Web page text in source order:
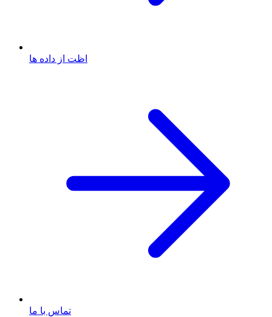
اظت از داده ها
تماس با ما